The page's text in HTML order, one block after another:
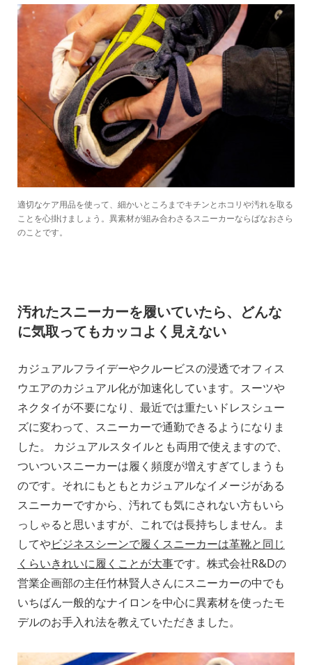
適切なケア用品を使って、細かいところまでキチンとホコリや汚れを取る
ことを心掛けましょう。異素材が組み合わさるスニーカーならばなおさら
のことです。
汚れたスニーカーを履いていたら、どんな
に気取ってもカッコよく見えない
カジュアルフライデーやクルービスの浸透でオフィス
ウエアのカジュアル化が加速化しています。スーツや
ネクタイが不要になり、最近では重たいドレスシュー
ズに変わって、スニーカーで通勤できるようになりま
した。 カジュアルスタイルとも両用で使えますので、
ついついスニーカーは履く頻度が増えすぎてしまうも
のです。それにもともとカジュアルなイメージがある
スニーカーですから、汚れても気にされない方もいら
っしゃると思いますが、これでは長持ちしません。ま
してやビジネスシーンで履くスニーカーは革靴と同じ
くらいきれいに履くことが大事です。株式会社R&Dの
営業企画部の主任竹林賢人さんにスニーカーの中でも
いちばん一般的なナイロンを中心に異素材を使ったモ
デルのお手入れ法を教えていただきました。